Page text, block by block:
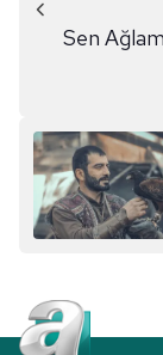
Sen